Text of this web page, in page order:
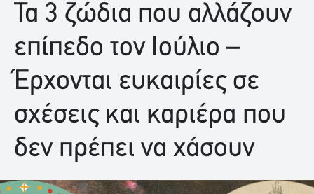
Τα 3 ζώδια που αλλάζουν
επίπεδο τον Ιούλιο –
Έρχονται ευκαιρίες σε
σχέσεις και καριέρα που
δεν πρέπει να χάσουν